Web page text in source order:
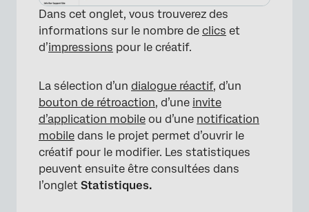
Dans cet onglet, vous trouverez des
informations sur le nombre de clics et
d’impressions pour le créatif.
La sélection d’un dialogue réactif, d’un
bouton de rétroaction, d’une invite
d’application mobile ou d’une notification
mobile dans le projet permet d’ouvrir le
créatif pour le modifier. Les statistiques
peuvent ensuite être consultées dans
l’onglet Statistiques.